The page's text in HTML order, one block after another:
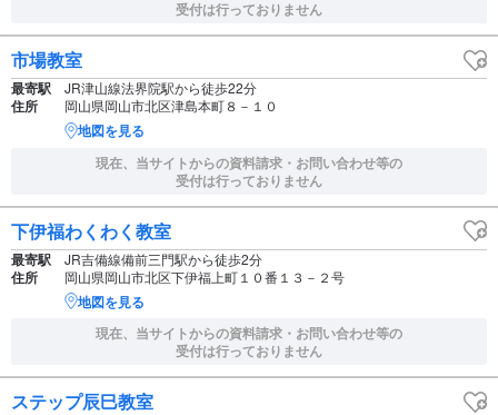
受付は行っておりません
市場教室
最寄駅 JR津山線法界院駅から徒歩22分
住所 岡山県岡山市北区津島本町８－１０
地図を見る
現在、当サイトからの資料請求・お問い合わせ等の
受付は行っておりません
下伊福わくわく教室
最寄駅 JR吉備線備前三門駅から徒歩2分
住所 岡山県岡山市北区下伊福上町１０番１３－２号
地図を見る
現在、当サイトからの資料請求・お問い合わせ等の
受付は行っておりません
ステップ辰巳教室